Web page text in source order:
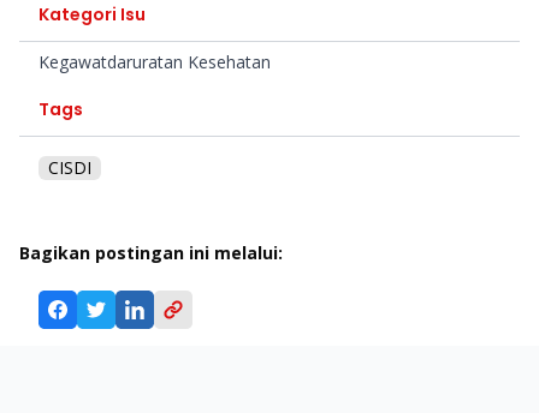
Kategori Isu
Kegawatdaruratan Kesehatan
Tags
CISDI
Bagikan postingan ini melalui: